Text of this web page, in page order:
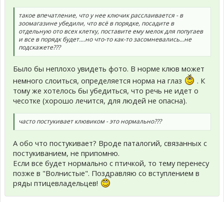
такое впечатление, что у нее ключик расслаивается - в
зоомагазине убедили, что всё в порядке, посадите в
отдельную ото всех клетку, поставите ему мелок для попугаев
и все в порядк будет....но что-то как-то засомневались...не
подскажете???
Было бы неплохо увидеть фото. В норме клюв может
немного слоиться, определяется норма на глаз
. К
тому же хотелось бы убедиться, что речь не идет о
чесотке (хорошо лечится, для людей не опасна).
часто постукивает клювиком - это нормально???
А обо что постукивает? Вроде паталогий, связанных с
постукиванием, не припомню.
Если все будет нормально с птичкой, то тему перенесу
позже в "Волнистые". Поздравляю со вступлением в
ряды птицевладельцев!